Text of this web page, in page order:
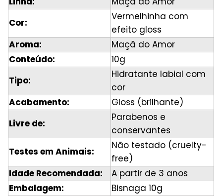
Cor:
Vermelhinha com
efeito gloss
Aroma:
Maçã do Amor
Conteúdo:
10g
Tipo:
Hidratante labial com
cor
Acabamento:
Gloss (brilhante)
Livre de:
Parabenos e
conservantes
Testes em Animais:
Não testado (cruelty-
free)
Idade Recomendada:
A partir de 3 anos
Embalagem:
Bisnaga 10g